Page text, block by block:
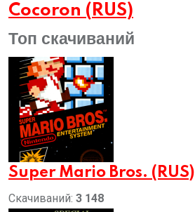
Cocoron (RUS)
Топ скачиваний
Super Mario Bros. (RUS)
Скачиваний: 3 148